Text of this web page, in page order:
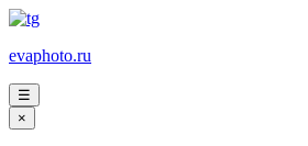
evaphoto.ru
☰
×